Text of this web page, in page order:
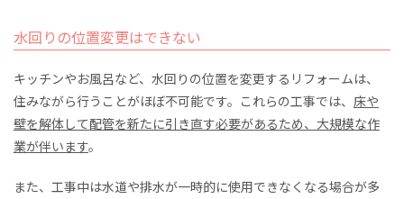
水回りの位置変更はできない
キッチンやお風呂など、水回りの位置を変更するリフォームは、
住みながら行うことがほぼ不可能です。これらの工事では、 床や
壁を解体して配管を新たに引き直す必要があるため、大規模な作
業が伴います。
また、工事中は水道や排水が一時的に使用できなくなる場合が多